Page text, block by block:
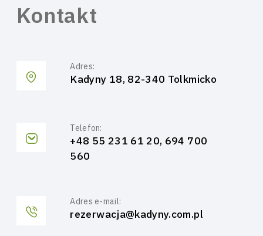
Kontakt
Adres:
Kadyny 18, 82-340 Tolkmicko
Telefon:
+48 55 231 61 20, 694 700
560
Adres e-mail:
rezerwacja@kadyny.com.pl